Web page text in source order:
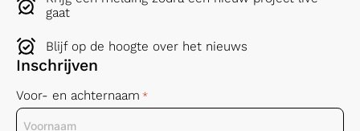
gaat
Blijf op de hoogte over het nieuws
Inschrijven
Voor- en achternaam *
Voornaam
Achternaam